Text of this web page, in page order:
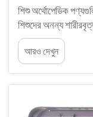
শিশু অর্থোপেডিক
শিশুদের অনন্য
অর্থোপেডিক পণ্যগুলির
ডিভাইস কি...
আরও দেখুন